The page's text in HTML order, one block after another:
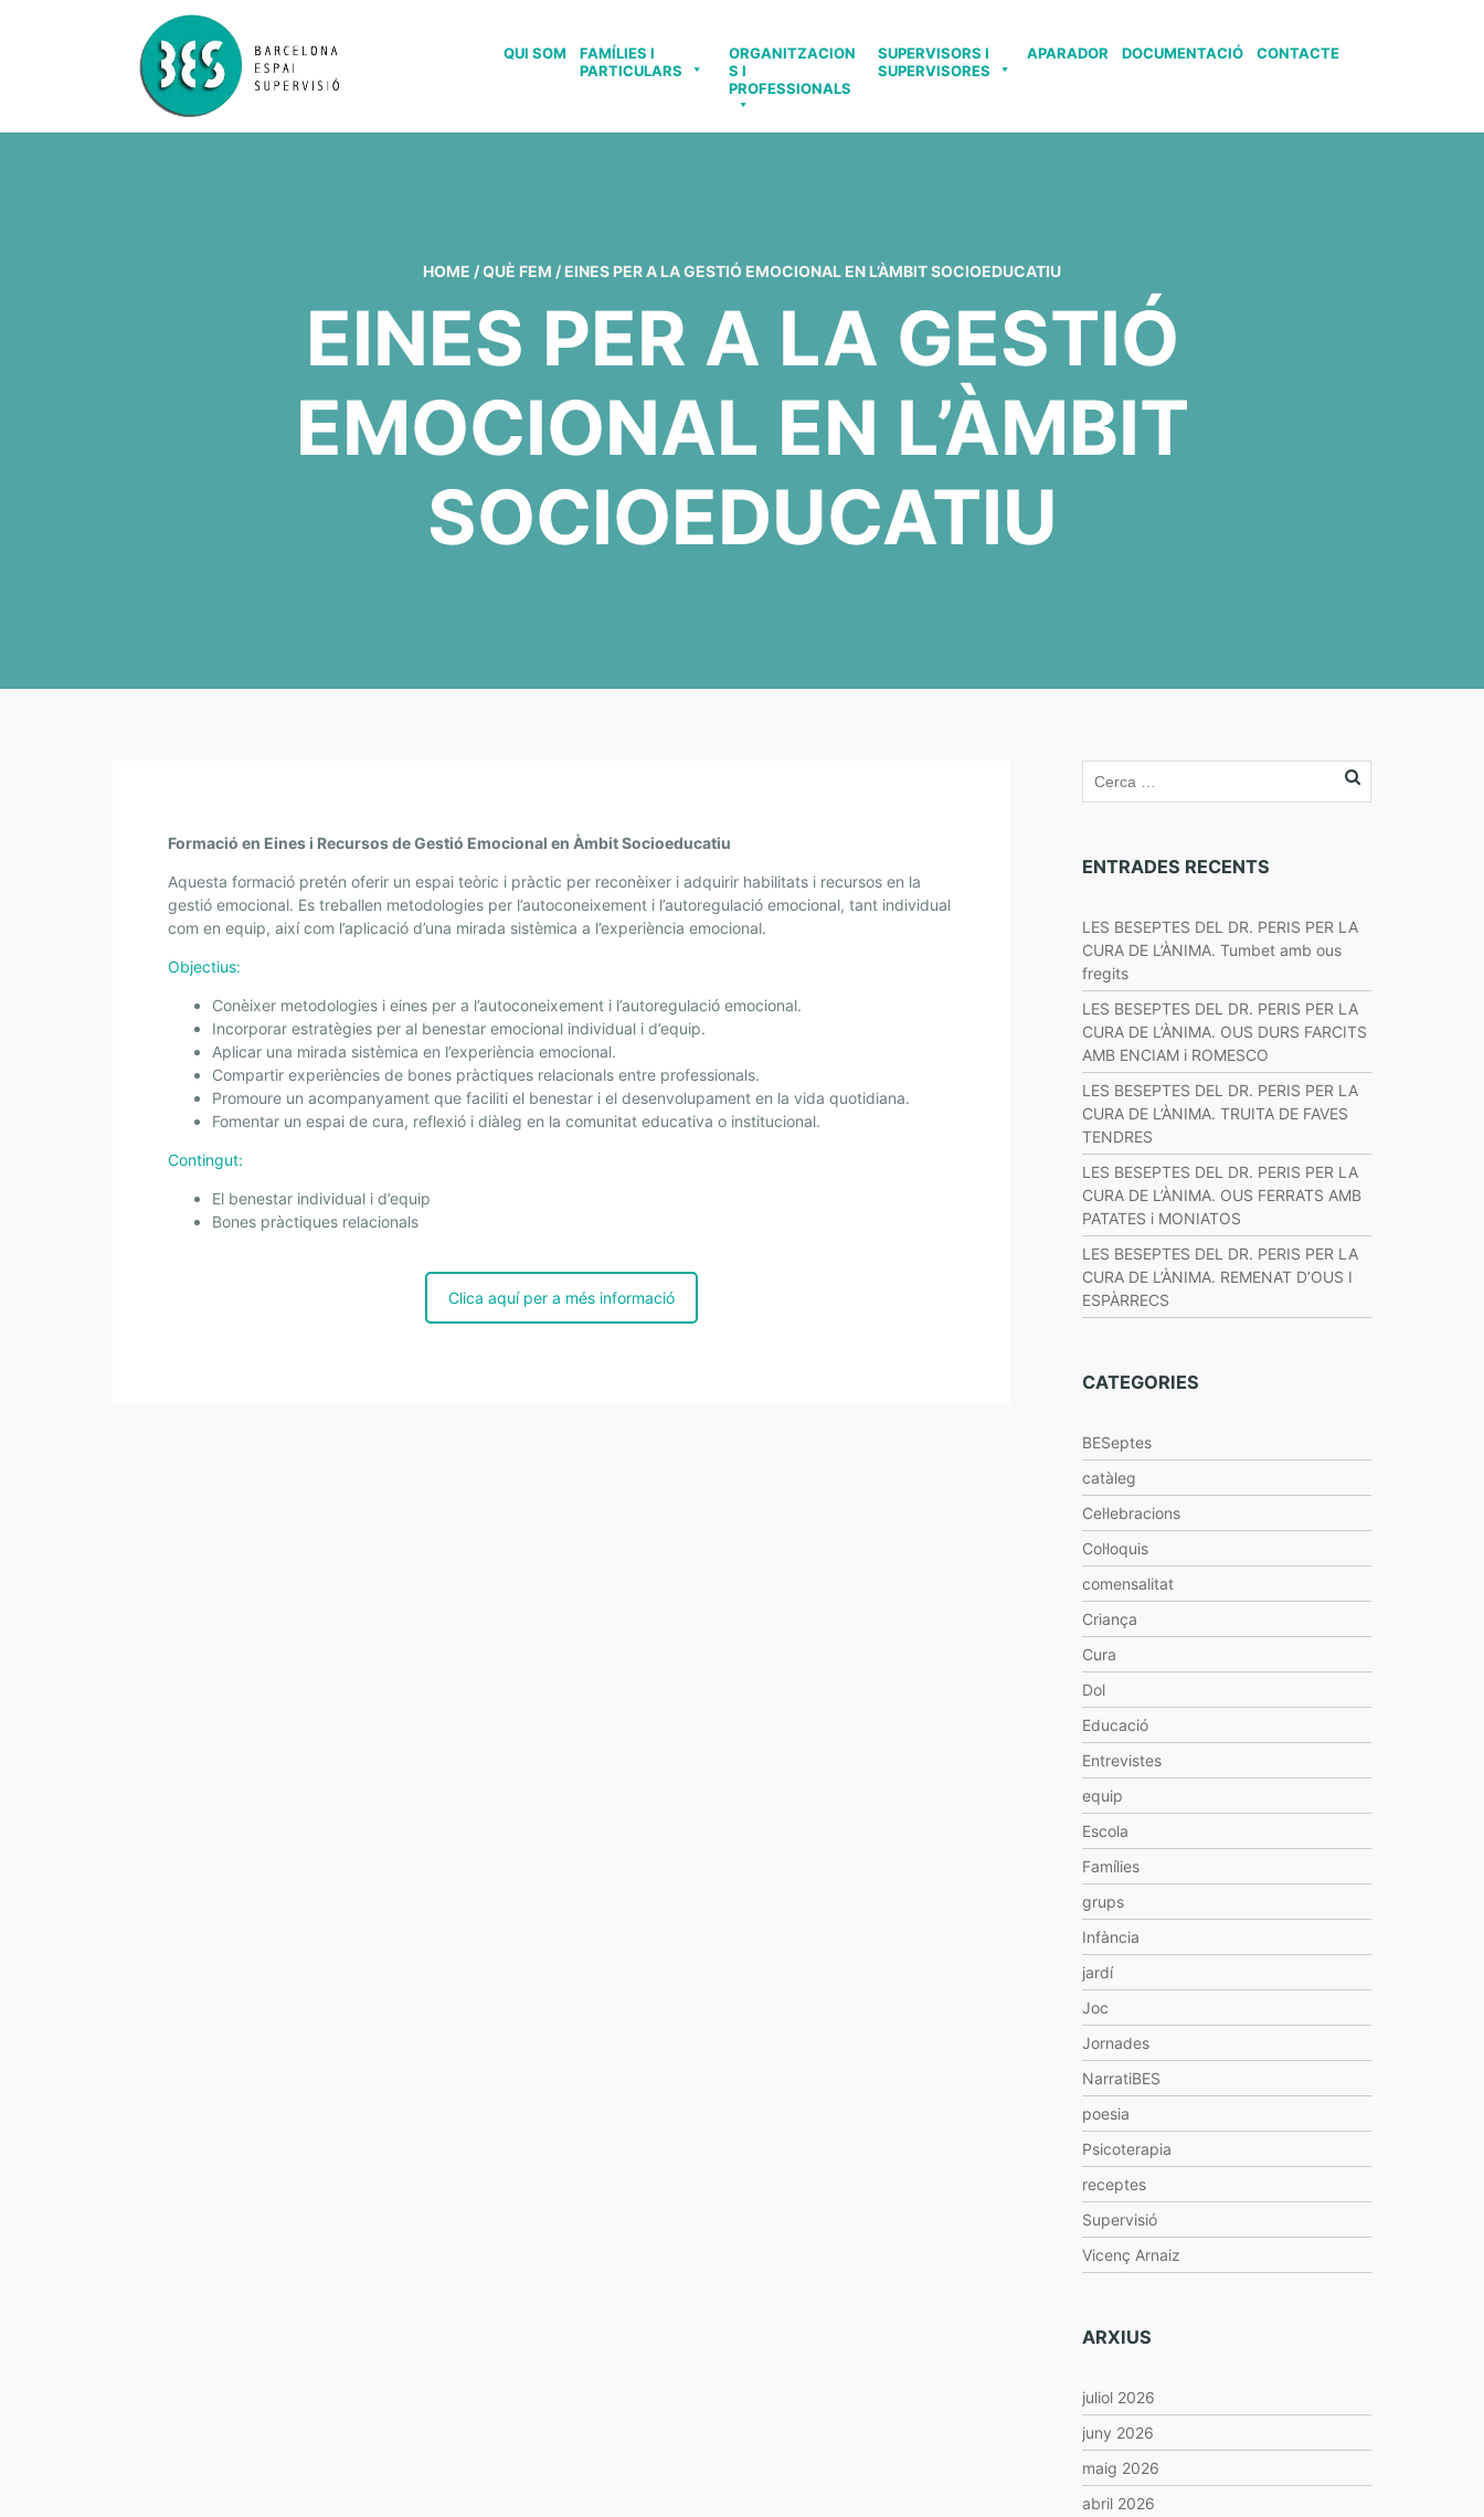
QUI SOM
FAMÍLIES I
PARTICULARS
ORGANITZACION
S I
PROFESSIONALS
SUPERVISORS I
SUPERVISORES
APARADOR DOCUMENTACIÓ CONTACTE
HOME /QUÈ FEM / EINES PER A LA GESTIÓ EMOCIONAL EN L’ÀMBIT SOCIOEDUCATIU
EINES PER A LA GESTIÓ
EMOCIONAL EN L’ÀMBIT
SOCIOEDUCATIU
I
N
E
S
P
E
S
Formació en Eines i Recursos de Gestió Emocional en Àmbit Socioeducatiu
Aquesta formació pretén oferir un espai teòric i pràctic per reconèixer i adquirir habilitats i recursos en la
gestió emocional. Es treballen metodologies per l’autoconeixement i l’autoregulació emocional, tant individual
com en equip, així com l’aplicació d’una mirada sistèmica a l’experiència emocional.
Objectius:
Conèixer metodologies i eines per a l’autoconeixement i l’autoregulació emocional.
Incorporar estratègies per al benestar emocional individual i d’equip.
Aplicar una mirada sistèmica en l’experiència emocional.
Compartir experiències de bones pràctiques relacionals entre professionals.
Promoure un acompanyament que faciliti el benestar i el desenvolupament en la vida quotidiana.
Fomentar un espai de cura, reflexió i diàleg en la comunitat educativa o institucional.
Contingut:
El benestar individual i d’equip
Bones pràctiques relacionals
Clica aquí per a més informació
ENTRADES RECENTS
LES BESEPTES DEL DR. PERIS PER LA
CURA DE L’ÀNIMA. Tumbet amb ous
fregits
LES BESEPTES DEL DR. PERIS PER LA
CURA DE L’ÀNIMA. OUS DURS FARCITS
AMB ENCIAM i ROMESCO
LES BESEPTES DEL DR. PERIS PER LA
CURA DE L’ÀNIMA. TRUITA DE FAVES
TENDRES
LES BESEPTES DEL DR. PERIS PER LA
CURA DE L’ÀNIMA. OUS FERRATS AMB
PATATES i MONIATOS
LES BESEPTES DEL DR. PERIS PER LA
CURA DE L’ÀNIMA. REMENAT D’OUS I
ESPÀRRECS
CATEGORIES
BESeptes
catàleg
Cel·lebracions
Col·loquis
comensalitat
Criança
Cura
Dol
Educació
Entrevistes
equip
Escola
Famílies
grups
Infància
jardí
Joc
Jornades
NarratiBES
poesia
Psicoterapia
receptes
Supervisió
Vicenç Arnaiz
ARXIUS
juliol 2026
juny 2026
maig 2026
abril 2026